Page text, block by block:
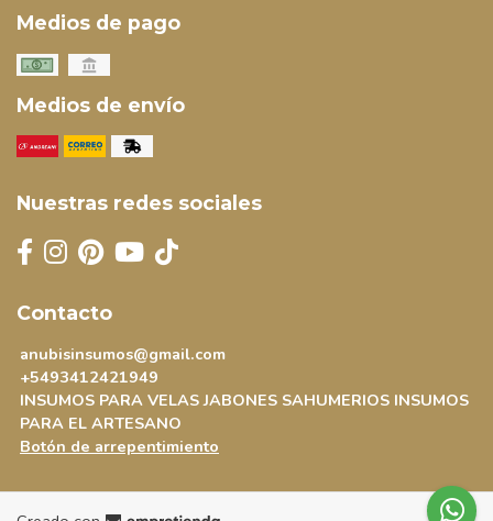
Medios de pago
Medios de envío
Nuestras redes sociales
Contacto
anubisinsumos@gmail.com
+5493412421949
INSUMOS PARA VELAS JABONES SAHUMERIOS INSUMOS
PARA EL ARTESANO
Botón de arrepentimiento